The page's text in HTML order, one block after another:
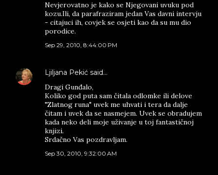
Nevjerovatno je kako se Njegovani uvuku pod
kozu.Ili, da parafraziram jedan Vas davni intervju
- citajuci ih, covjek se osjeti kao da su mu dio
porodice.
Sep 29, 2010, 8:44:00 PM
Ljiljana Pekić said…
Dragi Gunđalo,
Koliko god puta sam čitala odlomke ili delove
"Zlatnog runa" uvek me uhvati i tera da dalje
čitam i uvek da se nasmejem. Uvek se obradujem
kada neko deli moje uživanje u toj fantastičnoj
knjizi.
Srdačno Vas pozdravljam.
Sep 30, 2010, 9:32:00 AM